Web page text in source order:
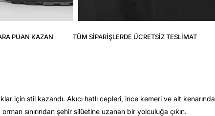
PUAN KAZAN TÜM SIPARIŞLERDE ÜCRETSIZ TESLIMAT
için stil kazandı. Akıcı hatlı cepleri, ince kemeri ve alt
sınırından şehir silüetine uzanan bir yolculuğa çıkın.